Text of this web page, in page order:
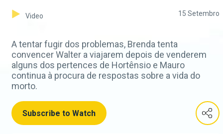
Video 15 Setembro
A tentar fugir dos problemas, Brenda tenta
convencer Walter a viajarem depois de venderem
alguns dos pertences de Hortênsio e Mauro
continua à procura de respostas sobre a vida do
morto.
Subscribe to Watch